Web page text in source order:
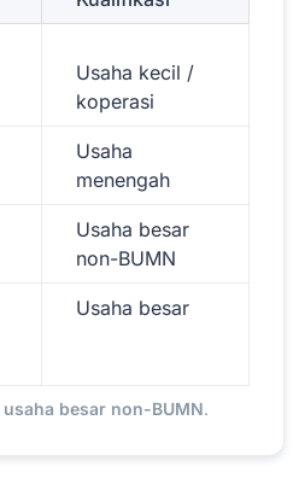
Usaha kecil /
koperasi
Usaha
menengah
Usaha besar
non-BUMN
Usaha besar
usaha besar non-BUMN.